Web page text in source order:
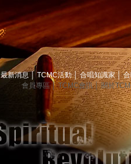
最新消息 TCMC活動│ 合唱知識家│
會員專區│ TCMC會訊│ 關於